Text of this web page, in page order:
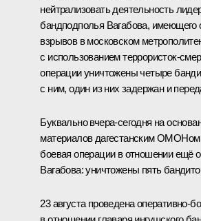
нейтрализовать деятельность
бандподполья Вагабова, имеющего
взрывов в московском
с использованием террористок-
операции уничтожены четыре
с ним, один из них задержан и
Буквально вчера-сегодня на
материалов дагестанским
боевая операции в отношении ещё
Вагабова: уничтожены пять
23 августа проведена оперативно-